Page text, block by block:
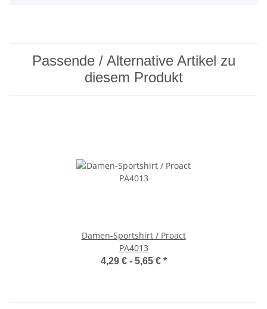
Passende / Alternative Artikel zu
diesem Produkt
Damen-Sportshirt / Proact
PA4013
4,29 € - 5,65 € *